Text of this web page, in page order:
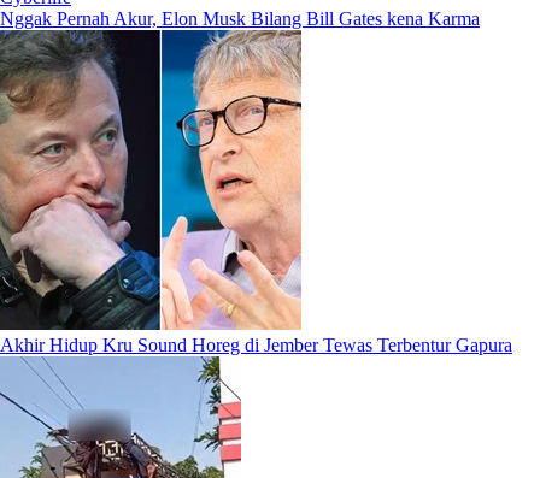
Nggak Pernah Akur, Elon Musk Bilang Bill Gates kena Karma
Akhir Hidup Kru Sound Horeg di Jember Tewas Terbentur Gapura